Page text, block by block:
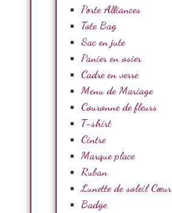
Porte Alliances
Tote Bag
Sac en jute
Panier en osier
Cadre en verre
Menu de Mariage
Couronne de fleurs
T-shirt
Cintre
Marque place
Ruban
Lunette de soleil Cœur
Badge